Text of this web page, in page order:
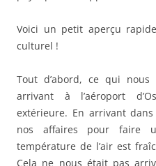
Voici un petit aperçu
culturel !
Tout d’abord, ce qui
arrivant à l’aéroport
extérieure. En arrivant
nos affaires pour faire
température de l’air est
Cela ne nous était pas